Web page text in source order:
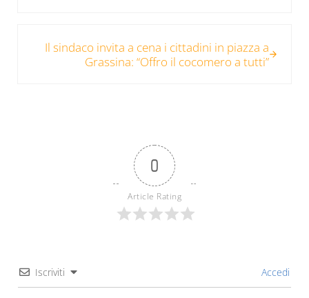
Il sindaco invita a cena i cittadini in piazza a
Grassina: “Offro il cocomero a tutti”
0
Article Rating
Iscriviti Accedi